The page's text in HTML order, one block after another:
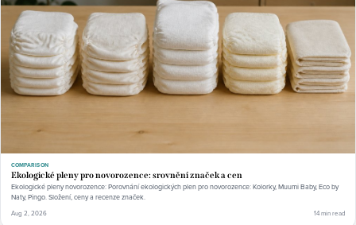
COMPARISON
Ekologické pleny pro novorozence: srovnění značek a cen
Ekologické pleny novorozence: Porovnání ekologických plen pro novorozence: Kolorky, Muumi Baby, Eco by
Naty, Pingo. Složení, ceny a recenze značek.
Aug 2, 2026 14 min read